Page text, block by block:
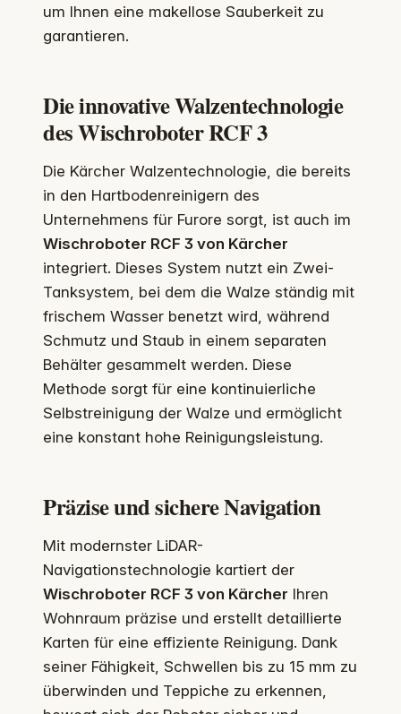
um Ihnen eine makellose Sauberkeit zu
garantieren.
Die innovative Walzentechnologie
des Wischroboter RCF 3
Die Kärcher Walzentechnologie, die bereits
in den Hartbodenreinigern des
Unternehmens für Furore sorgt, ist auch im
Wischroboter RCF 3 von Kärcher
integriert. Dieses System nutzt ein Zwei-
Tanksystem, bei dem die Walze ständig mit
frischem Wasser benetzt wird, während
Schmutz und Staub in einem separaten
Behälter gesammelt werden. Diese
Methode sorgt für eine kontinuierliche
Selbstreinigung der Walze und ermöglicht
eine konstant hohe Reinigungsleistung.
Präzise und sichere Navigation
Mit modernster LiDAR-
Navigationstechnologie kartiert der
Wischroboter RCF 3 von Kärcher Ihren
Wohnraum präzise und erstellt detaillierte
Karten für eine effiziente Reinigung. Dank
seiner Fähigkeit, Schwellen bis zu 15 mm zu
überwinden und Teppiche zu erkennen,